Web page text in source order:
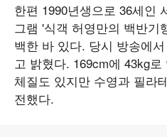
한편 1990년생으로 36세인
그램 '식객 허영만의 백반기
백한 바 있다. 당시 방송에
고 밝혔다. 169cm에 43kg
체질도 있지만 수영과 필라
전했다.